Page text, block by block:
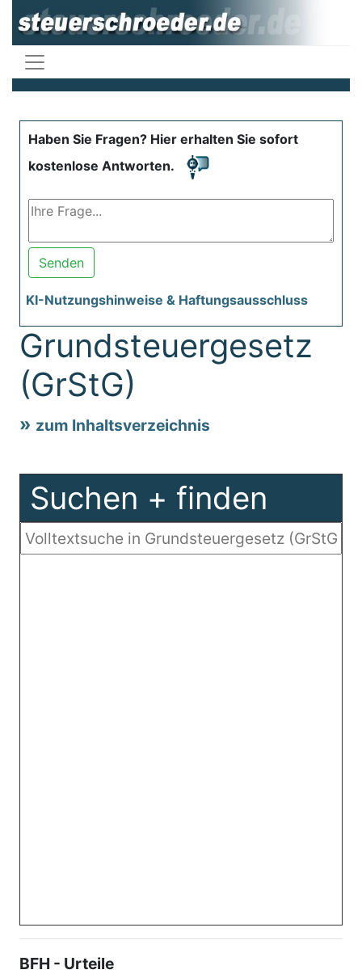
Haben Sie Fragen? Hier erhalten Sie sofort
kostenlose Antworten.
Senden
KI-Nutzungshinweise & Haftungsausschluss
Grundsteuergesetz
(GrStG)
zum Inhaltsverzeichnis
Suchen + finden
BFH - Urteile